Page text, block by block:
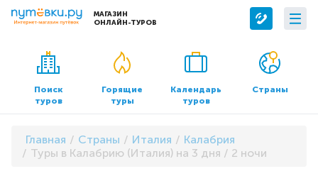
МАГАЗИН
ОНЛАЙН-ТУРОВ
Сервисы
Бронирование отелей
Трансфер
О компании
О нас
Контакты
Документы и реквизиты
Поиск
туров
Горящие
туры
Календарь
туров
Страны
Главная Страны Италия
Калабрия
Туры в Калабрию (Италия) на 3 дня / 2 ночи